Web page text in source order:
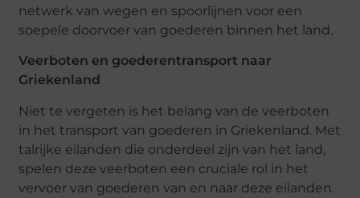
netwerk van wegen en spoorlijnen voor een
soepele doorvoer van goederen binnen het land.
Veerboten en goederentransport naar
Griekenland
Niet te vergeten is het belang van de veerboten
in het transport van goederen in Griekenland. Met
talrijke eilanden die onderdeel zijn van het land,
spelen deze veerboten een cruciale rol in het
vervoer van goederen van en naar deze eilanden.